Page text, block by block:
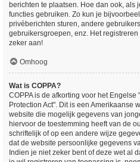
berichten te plaatsen. Hoe dan ook, als
functies gebruiken. Zo kun je
privéberichten sturen, andere
gebruikersgroepen, enz. Het
zeker aan!
Omhoog
Wat is COPPA?
COPPA is de afkorting voor het Engelse
Protection Act". Dit is een Amerikaanse
website die mogelijk gegevens van
hiervoor de toestemming heeft van de
schriftelijk of op een andere wijze
dat de website persoonlijke gegevens
Indien je niet zeker bent of deze wet al